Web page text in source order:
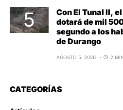
Con El Tunal II,
dotará de mil
segundo a los
de Durango
AGOSTO 5, 2026 2
CATEGORÍAS